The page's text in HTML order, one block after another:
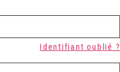
Identifiant oublié ?